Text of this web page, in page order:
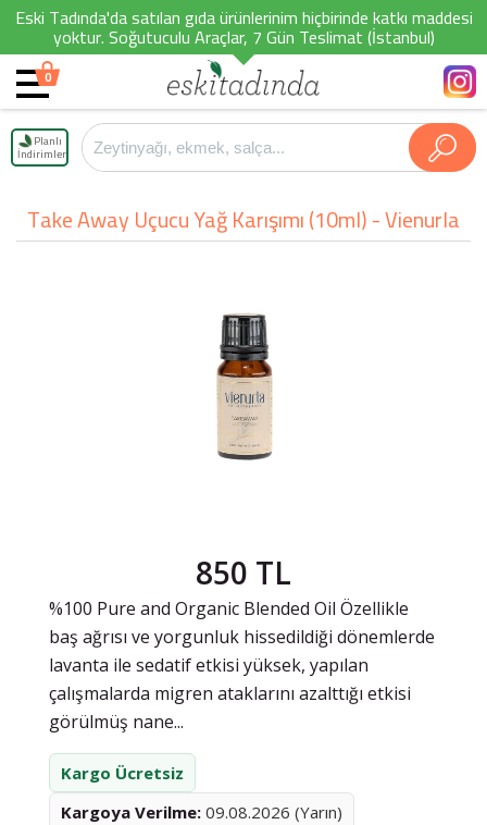
Eski Tadında'da satılan gıda ürünlerinim hiçbirinde katkı maddesi
yoktur. Soğutuculu Araçlar, 7 Gün Teslimat (İstanbul)
0
Planlı
İndirimler
Take Away Uçucu Yağ Karışımı (10ml) - Vienurla
850 TL
%100 Pure and Organic Blended Oil Özellikle
baş ağrısı ve yorgunluk hissedildiği dönemlerde
lavanta ile sedatif etkisi yüksek, yapılan
çalışmalarda migren ataklarını azalttığı etkisi
görülmüş nane...
Kargo Ücretsiz
Kargoya Verilme: 09.08.2026 (Yarın)